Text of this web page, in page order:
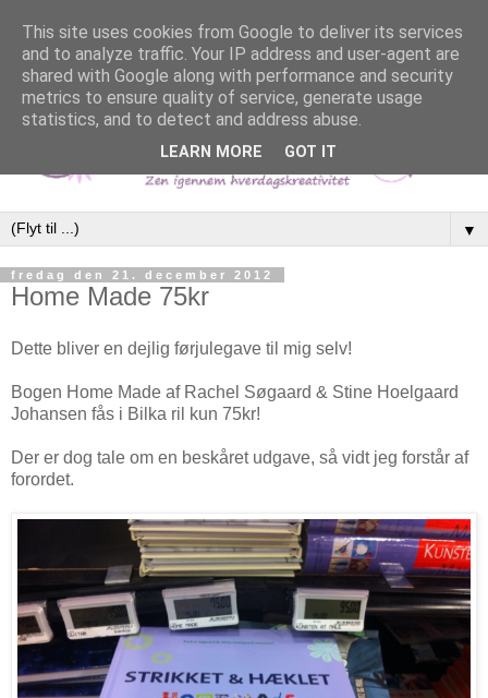
▼
fredag den 21. december 2012
Home Made 75kr
Dette bliver en dejlig førjulegave til mig selv!
Bogen Home Made af Rachel Søgaard & Stine Hoelgaard
Johansen fås i Bilka ril kun 75kr!
Der er dog tale om en beskåret udgave, så vidt jeg forstår af
forordet.
This site uses cookies from Google to deliver its services
and to analyze traffic. Your IP address and user-agent are
shared with Google along with performance and security
metrics to ensure quality of service, generate usage
statistics, and to detect and address abuse.
LEARN MORE GOT IT